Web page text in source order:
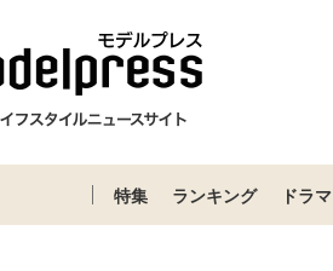
特集 ランキング ドラマ